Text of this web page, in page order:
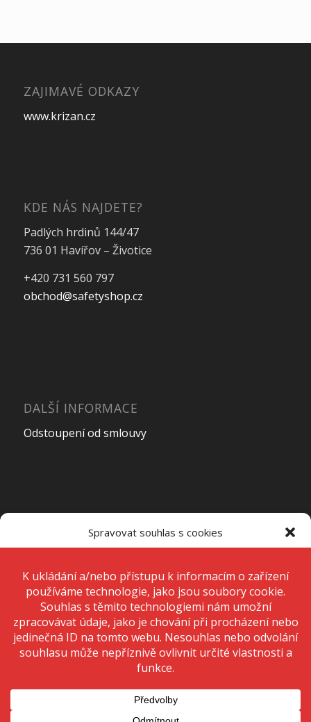
Spravovat souhlas s cookies
technologie, jako jsou soubory cookie. Děláme to, abychom zlepšili
zážitek z prohlížení a zobrazovali personalizované reklamy. Souhlas s
těmito technologiemi nám umožní zpracovávat údaje, jako je chování
při procházení nebo jedinečná ID na tomto webu. Nesouhlas nebo
odvolání souhlasu může nepříznivě ovlivnit určité vlastnosti a funkce.
Přijmout
Odmítnout
ZAJIMAVÉ ODKAZY
www.krizan.cz
KDE NÁS NAJDETE?
Padlých hrdinů 144/47
736 01 Havířov – Životice
+420 731 560 797
obchod@safetyshop.cz
DALŠÍ INFORMACE
Odstoupení od smlouvy
Pondělí – Pátek7:00 – 15:00
SobotaZavřeno
Neděle Zavřeno